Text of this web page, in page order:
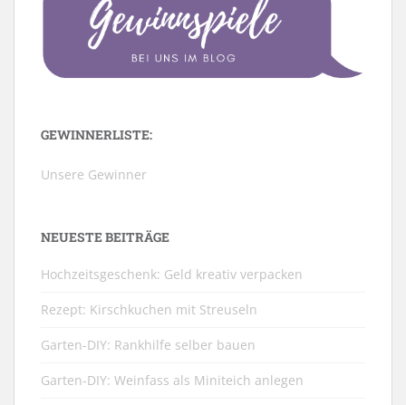
GEWINNERLISTE:
Unsere Gewinner
NEUESTE BEITRÄGE
Hochzeitsgeschenk: Geld kreativ verpacken
Rezept: Kirschkuchen mit Streuseln
Garten-DIY: Rankhilfe selber bauen
Garten-DIY: Weinfass als Miniteich anlegen